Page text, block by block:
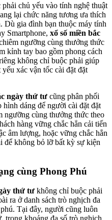
chủ yếu vào tính nghệ thuật
lại chức năng tương ưa thích
Dù gia đình bạn thuộc máy tính
Smartphone, xổ số miền bắc
ngưỡng cùng thưởng thức
kỉnh tay bao gồm phong cách
không chỉ buộc phải giúp
xác vận tốc cài đặt đặt
ngày thứ tư cũng phân phối
dáng để người cài đặt đặt
ngưỡng cùng thưởng thức theo
hàng vững chắc hẳn cải tiến
âm lượng, hoặc vững chắc hẳn
để không bỏ lỡ bất kỳ sự kiện
cùng Phong Phú
thứ tư không chỉ buộc phải
ra ở danh sách trò nghịch đa
Tại đây, người cũng luôn